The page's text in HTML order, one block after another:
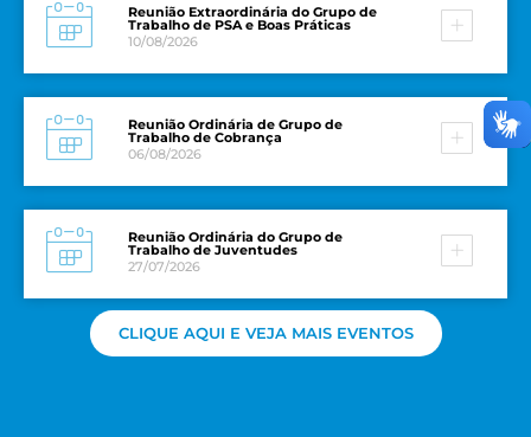
Reunião Extraordinária do Grupo de
Trabalho de PSA e Boas Práticas
10/08/2026
Reunião Ordinária de Grupo de
Trabalho de Cobrança
06/08/2026
Reunião Ordinária do Grupo de
Trabalho de Juventudes
27/07/2026
CLIQUE AQUI E VEJA MAIS EVENTOS